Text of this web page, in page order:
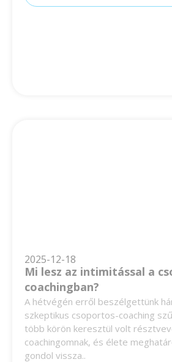
2025-12-18
Mi lesz az intimitással a
coachingban?
A hétvégén erről beszélgettünk
szkeptikus csoportos-coaching
több körön keresztül volt
coachingomnak, és élete
gondol vissza..